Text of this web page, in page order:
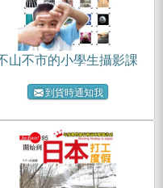
山不市的小學生攝影課
到貨時通知我